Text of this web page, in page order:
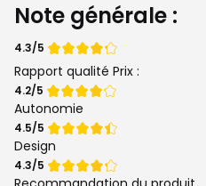
Note générale :
Note
de
4.3/5
Rapport qualité Prix :
Note
de
4.2/5
Autonomie
Note
de
4.5/5
Design
Note
de
4.3/5